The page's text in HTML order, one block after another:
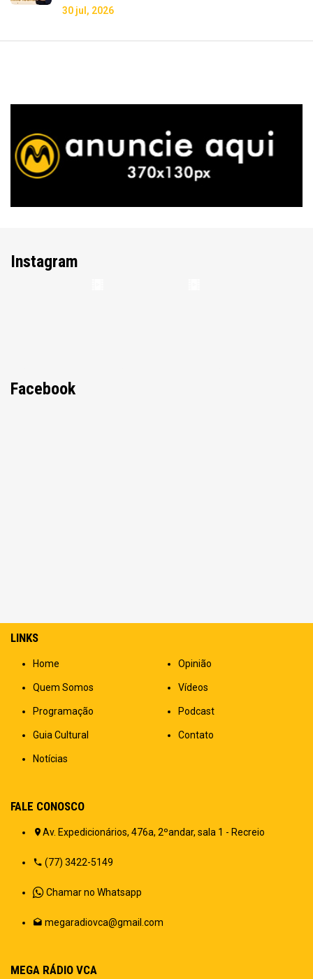
30 jul, 2026
Instagram
Facebook
LINKS
Home
Quem Somos
Programação
Guia Cultural
Notícias
Opinião
Vídeos
Podcast
Contato
FALE CONOSCO
Av. Expedicionários, 476a, 2ºandar, sala 1 - Recreio
(77) 3422-5149
Chamar no Whatsapp
megaradiovca@gmail.com
MEGA RÁDIO VCA